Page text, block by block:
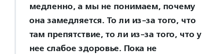
медленно, а мы не понимаем, почему
она замедляется. То ли из-за того, что
там препятствие, то ли из-за того, что у
нее слабое здоровье. Пока не